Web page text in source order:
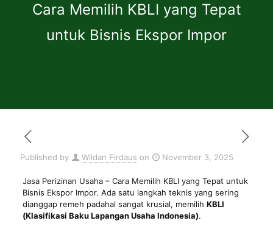
Cara Memilih KBLI yang Tepat
untuk Bisnis Ekspor Impor
Published by Wildan Firdaus on November 3, 2025
Jasa Perizinan Usaha– Cara Memilih KBLI yang Tepat untuk
Bisnis Ekspor Impor. Ada satu langkah teknis yang sering
dianggap remeh padahal sangat krusial, memilih KBLI
(Klasifikasi Baku Lapangan Usaha Indonesia).